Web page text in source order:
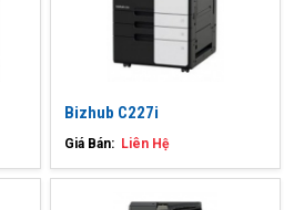
Bizhub C227i
Giá Bán: Liên Hệ